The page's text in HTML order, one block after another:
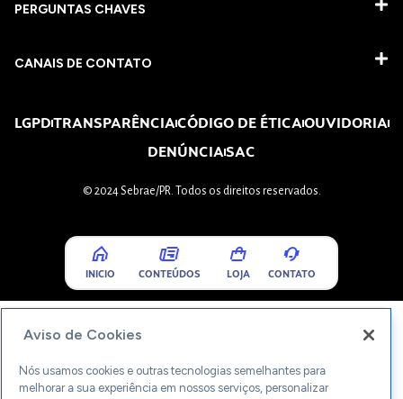
PERGUNTAS CHAVES​
CANAIS DE CONTATO
LGPDTRANSPARÊNCIACÓDIGO DE ÉTICAOUVIDORIA
DENÚNCIASAC
© 2024 Sebrae/PR. Todos os direitos reservados.
INICIO CONTEÚDOS LOJA CONTATO
Aviso de Cookies
Nós usamos cookies e outras tecnologias semelhantes para
melhorar a sua experiência em nossos serviços, personalizar